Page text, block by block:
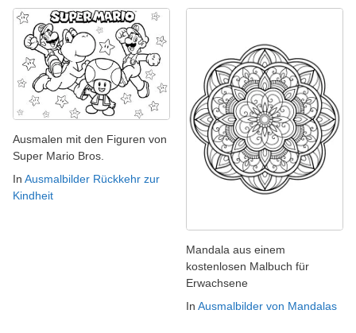
Ausmalen mit den Figuren von
Super Mario Bros.
In Ausmalbilder Rückkehr zur
Kindheit
Mandala aus einem
kostenlosen Malbuch für
Erwachsene
In Ausmalbilder von Mandalas